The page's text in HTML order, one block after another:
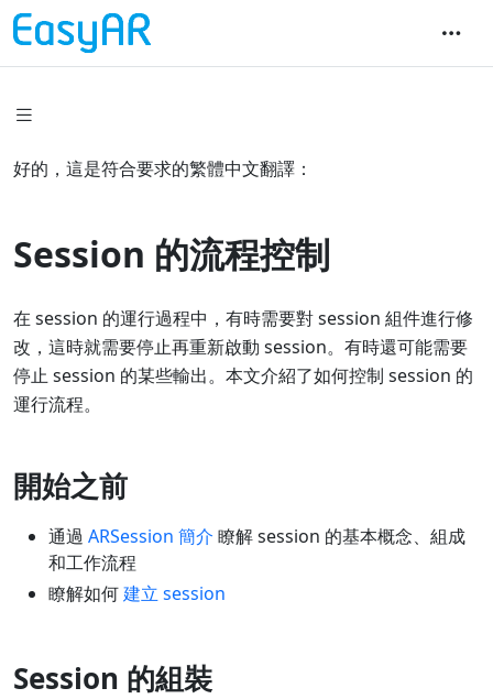
好的，這是符合要求的繁體中文翻譯：
Session 的流程控制
在 session 的運行過程中，有時需要對 session 組件進行修
改，這時就需要停止再重新啟動 session。有時還可能需要
停止 session 的某些輸出。本文介紹了如何控制 session 的
運行流程。
開始之前
通過 ARSession 簡介 瞭解 session 的基本概念、組成
和工作流程
瞭解如何建立 session
Session 的組裝